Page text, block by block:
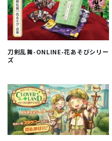
刀剣乱舞-ONLINE-花あそびシリー
ズ